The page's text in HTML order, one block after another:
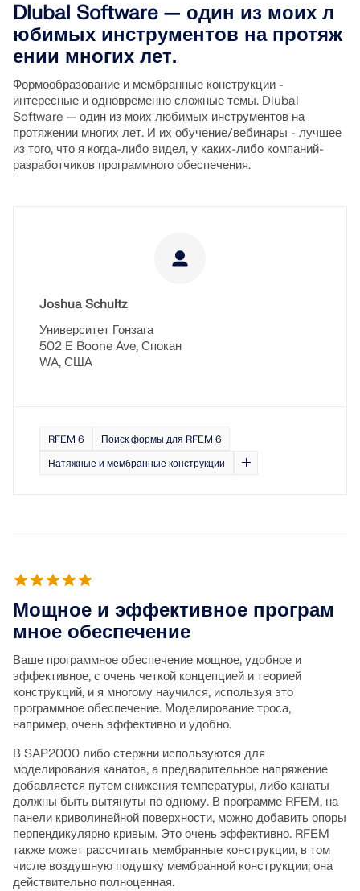
Dlubal Software — один из моих л
юбимых инструментов на протяж
ении многих лет.
Формообразование и мембранные конструкции -
интересные и одновременно сложные темы. Dlubal
Software — один из моих любимых инструментов на
протяжении многих лет. И их обучение/вебинары - лучшее
из того, что я когда-либо видел, у каких-либо компаний-
разработчиков программного обеспечения.
Joshua Schultz
Университет Гонзага
502 E Boone Ave, Спокан
WA, США
RFEM 6
Поиск формы для RFEM 6
Натяжные и мембранные конструкции
Мощное и эффективное програм
мное обеспечение
Ваше программное обеспечение мощное, удобное и
эффективное, с очень четкой концепцией и теорией
конструкций, и я многому научился, используя это
программное обеспечение. Моделирование троса,
например, очень эффективно и удобно.
В SAP2000 либо стержни используются для
моделирования канатов, а предварительное напряжение
добавляется путем снижения температуры, либо канаты
должны быть вытянуты по одному. В программе RFEM, на
панели криволинейной поверхности, можно добавить опоры
перпендикулярно кривым. Это очень эффективно. RFEM
также может рассчитать мембранные конструкции, в том
числе воздушную подушку мембранной конструкции; она
действительно полноценная.